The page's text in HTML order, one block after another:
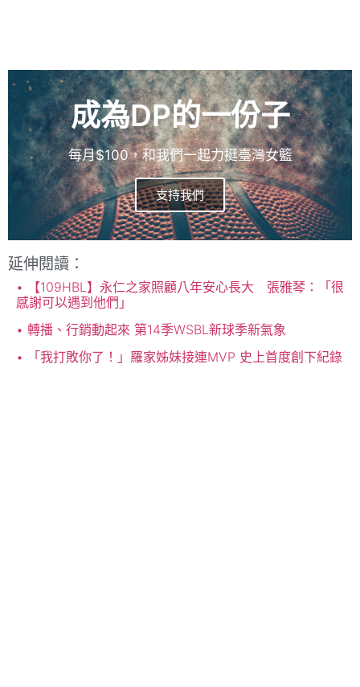
成為DP的一份子
每月$100，和我們一起力挺臺灣女籃
支持我們
延伸閱讀：
【109HBL】永仁之家照顧八年安心長大 張雅琴：「很
感謝可以遇到他們」
轉播、行銷動起來 第14季WSBL新球季新氣象
「我打敗你了！」羅家姊妹接連MVP 史上首度創下紀錄